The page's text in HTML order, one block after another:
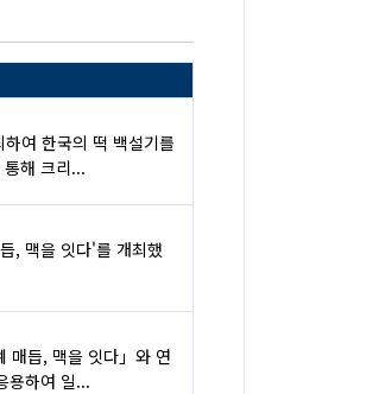
여 한국의 떡 백설기를
해 크리...
, 맥을 잇다'를 개최했
매듭, 맥을 잇다」와 연
용하여 일...